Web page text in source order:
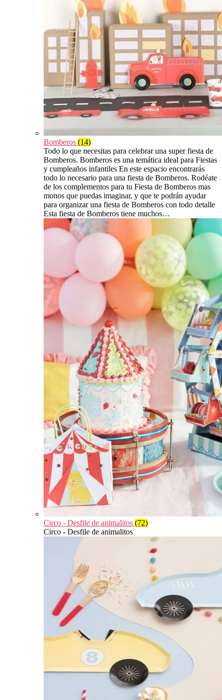
Bomberos (14)
Todo lo que necesitas para celebrar una super fiesta de
Bomberos. Bomberos es una temática ideal para Fiestas
y cumpleaños infantiles En este espacio encontrarás
todo lo necesario para una fiesta de Bomberos. Rodéate
de los complementos para tu Fiesta de Bomberos mas
monos que puedas imaginar, y que te podrán ayudar
para organizar una fiesta de Bomberos con todo detalle
Esta fiesta de Bomberos tiene muchos…
Circo - Desfile de animalitos (72)
Circo - Desfile de animalitos